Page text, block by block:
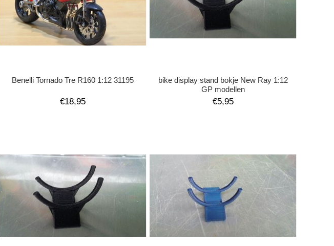
Benelli Tornado Tre R160 1:12 31195
€18,95
bike display stand bokje New Ray 1:12
GP modellen
€5,95